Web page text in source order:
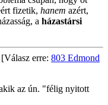
fizetik, hanem azért,
a házastársi
[Válasz erre: 803 Edmond
az ún. "félig nyitott